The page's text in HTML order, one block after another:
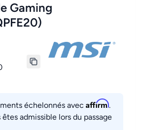
Gaming
échelonnés avec Affirm.
admissible lors du passage